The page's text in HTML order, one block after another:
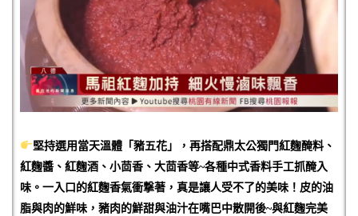
堅持選用當天溫體「豬五花」，再搭配鼎太公獨門紅麴醃料、
紅麴醬、紅麴酒、小茴香、大茴香等~各種中式香料手工抓醃入
味。一入口的紅麴香氣衝撃著，真是讓人受不了的美味！皮的油
脂與肉的鮮味，豬肉的鮮甜與油汁在嘴巴中散開後~與紅麴完美